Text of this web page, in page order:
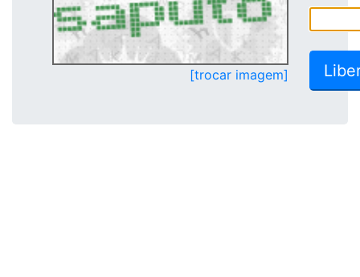
[trocar imagem]